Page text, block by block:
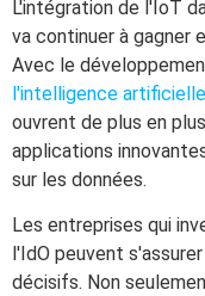
L'intégration de l'IoT
va continuer à gagner
Avec le
l'intelligence
ouvrent de plus en
applications
sur les données.
Les entreprises qui
l'IdO peuvent
décisifs. Non